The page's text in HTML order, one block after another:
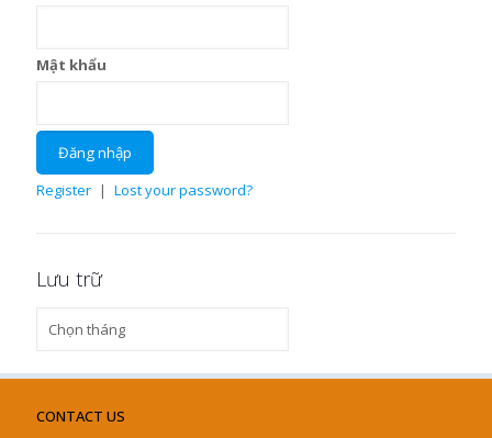
Mật khẩu
Register | Lost your password?
Lưu trữ
trữ
CONTACT US